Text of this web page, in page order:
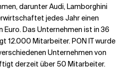
darunter Audi, Lamborghini
jedes Jahr einen
Euro. Das Unternehmen ist in 36
12.000 Mitarbeiter. PON IT wurde
Unternehmen von
derzeit über 50 Mitarbeiter.